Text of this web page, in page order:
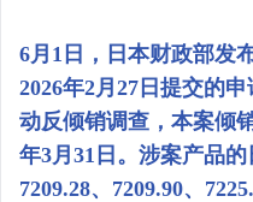
6月1日，日本财政部发
2026年2月27日提交的
动反倾销调查，本案倾
年3月31日。涉案产品的
7209.28、7209.90、